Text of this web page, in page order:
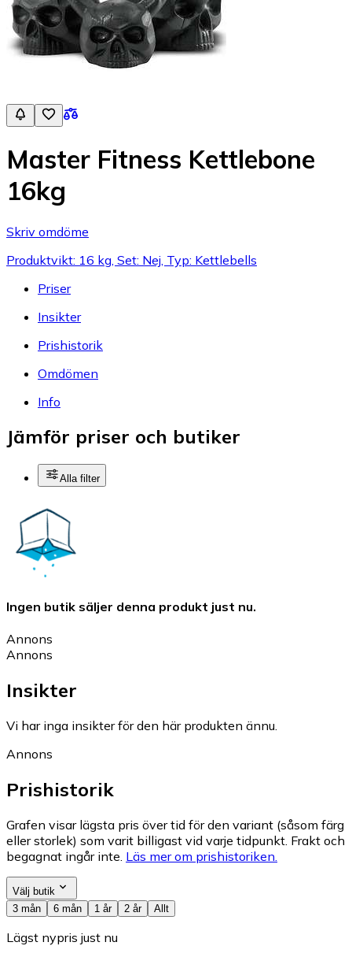
Master Fitness Kettlebone
16kg
Skriv omdöme
Produktvikt: 16 kg, Set: Nej, Typ: Kettlebells
Priser
Insikter
Prishistorik
Omdömen
Info
Jämför priser och butiker
Alla filter
Ingen butik säljer denna produkt just nu.
Annons
Annons
Insikter
Vi har inga insikter för den här produkten ännu.
Annons
Prishistorik
Grafen visar lägsta pris över tid för den variant (såsom färg
eller storlek) som varit billigast vid varje tidpunkt. Frakt och
begagnat ingår inte. Läs mer om prishistoriken.
Välj butik
3 mån
6 mån 1 år 2 år Allt
Lägst nypris just nu